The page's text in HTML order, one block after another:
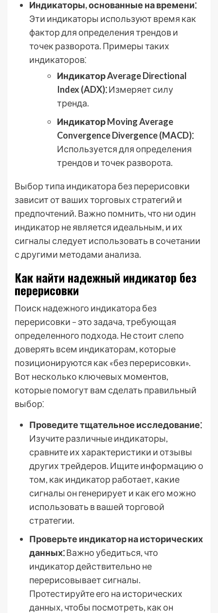
Индикаторы, основанные на времени⁚
Эти индикаторы используют время как
фактор для определения трендов и
точек разворота. Примеры таких
индикаторов⁚
Индикатор Average Directional
Index (ADX)⁚Измеряет силу
тренда.
Индикатор Moving Average
Convergence Divergence (MACD)⁚
Используется для определения
трендов и точек разворота.
Выбор типа индикатора без перерисовки
зависит от ваших торговых стратегий и
предпочтений. Важно помнить, что ни один
индикатор не является идеальным, и их
сигналы следует использовать в сочетании
с другими методами анализа.
Как найти надежный индикатор без
перерисовки
Поиск надежного индикатора без
перерисовки – это задача, требующая
определенного подхода. Не стоит слепо
доверять всем индикаторам, которые
позиционируются как «без перерисовки».
Вот несколько ключевых моментов,
которые помогут вам сделать правильный
выбор⁚
Проведите тщательное исследование⁚
Изучите различные индикаторы,
сравните их характеристики и отзывы
других трейдеров. Ищите информацию о
том, как индикатор работает, какие
сигналы он генерирует и как его можно
использовать в вашей торговой
стратегии.
Проверьте индикатор на исторических
данных⁚Важно убедиться, что
индикатор действительно не
перерисовывает сигналы.
Протестируйте его на исторических
данных, чтобы посмотреть, как он